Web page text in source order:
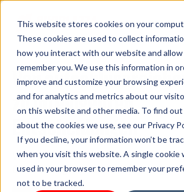
This website stores cookies on your
These cookies are used to collect
how you interact with our website and
remember you. We use this information in
improve and customize your browsing
and for analytics and metrics about our
on this website and other media. To find
about the cookies we use, see our Privacy
If you decline, your information won’t be
when you visit this website. A single cookie
used in your browser to remember your
not to be tracked.
Von
zu intelligenten
Entscheidungen
Wesentliche
Bewertung der Ladenleistung